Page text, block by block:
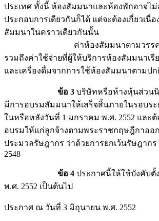
ประเทศ ทั้งนี้ ห้องสัมมนาและห้องพักอาจไ
ประกอบการเดียวกันก็ได้ แต่จะต้องเกี่ยวเนื่
สัมมนาในคราวเดียวกันนั้น
ค่าห้องสัมมนาตามวรรคหนึ่
รวมถึงค่าใช้จ่ายที่ผู้ให้บริการห้องสัมมนาเรี
และเครื่องดื่มจากการใช้ห้องสัมมนาตามป
ข้อ 3 บริษัทหรือห้างหุ้นส่วน
มีการอบรมสัมมนาให้เสร็จสิ้นภายในรอบระ
ในหรือหลังวันที่ 1 มกราคม พ.ศ. 2552 และ
อบรมให้แก่ลูกจ้างตามพระราชกฤษฎีกาออ
ประมวลรัษฎากร ว่าด้วยการยกเว้นรัษฎากร
2548
ข้อ 4 ประกาศนี้ให้ใช้บังคับตั้
พ.ศ. 2552 เป็นต้นไป
ประกาศ ณ วันที่ 3 มิถุนายน พ.ศ. 2552